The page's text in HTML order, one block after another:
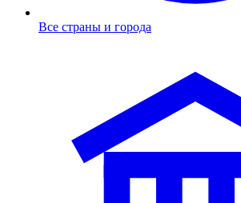
Все страны и города